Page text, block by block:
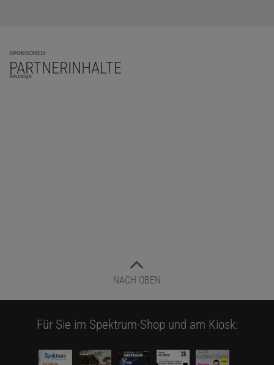
SPONSORED
PARTNERINHALTE
Anzeige
NACH OBEN
Für Sie im Spektrum-Shop und am Kiosk: